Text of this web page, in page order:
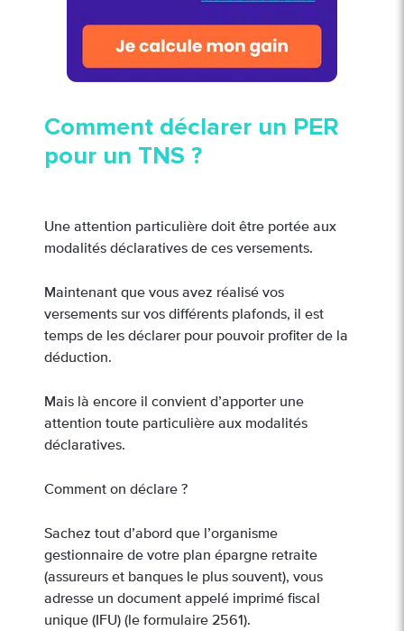
Comment déclarer un PER
pour un TNS ?
Une attention particulière doit être portée aux
modalités déclaratives de ces versements.
Maintenant que vous avez réalisé vos
versements sur vos différents plafonds, il est
temps de les déclarer pour pouvoir profiter de la
déduction.
Mais là encore il convient d’apporter une
attention toute particulière aux modalités
déclaratives.
Comment on déclare ?
Sachez tout d’abord que l’organisme
gestionnaire de votre plan épargne retraite
(assureurs et banques le plus souvent), vous
adresse un document appelé imprimé fiscal
unique (IFU) (le formulaire 2561).